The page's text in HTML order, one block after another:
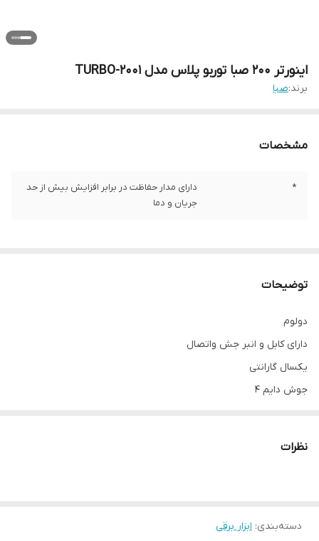
اینورتر 200 صبا توربو پلاس مدل TURBO-2001
برند:صبا
مشخصات
*
دارای مدار حفاظت در برابر افزایش بیش از حد
جریان و دما
توضیحات
دولوم
دارای کابل و انبر جش واتصال
یکسال گارانتی
جوش دایم 4
اطلاعات بیشتر با ما در ارتباط باشید
نظرات
دسته‌بندی: ابزار برقی